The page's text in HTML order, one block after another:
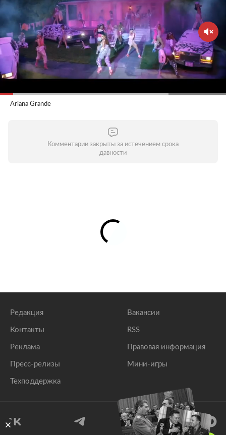
Ariana Grande
Комментарии закрыты за истечением срока
давности
Редакция
Контакты
Реклама
Пресс-релизы
Техподдержка
Вакансии
RSS
Правовая информация
Мини-игры